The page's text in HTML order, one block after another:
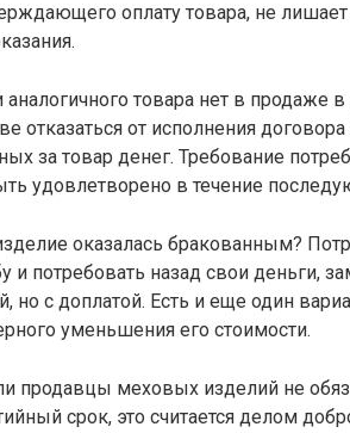
оплату товара, не
аналогичного товара нет в продаже
отказаться от исполнения
за товар денег. Требование
удовлетворено в течение
оказалась бракованным?
потребовать назад свои деньги,
но с доплатой. Есть и еще один
уменьшения его стоимости.
продавцы меховых изделий не
срок, это считается делом